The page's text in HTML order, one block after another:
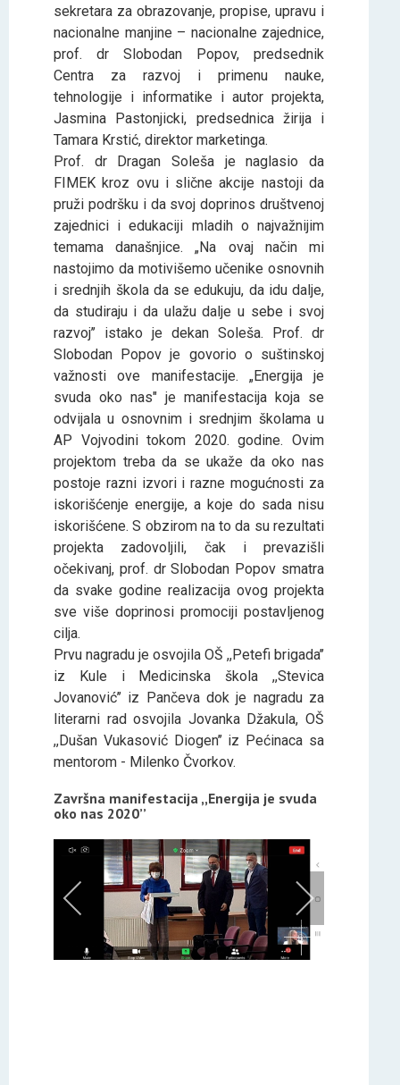
sekretara za obrazovanje, propise, upravu i
nacionalne manjine – nacionalne zajednice,
prof. dr Slobodan Popov, predsednik
Centra za razvoj i primenu nauke,
tehnologije i informatike i autor projekta,
Jasmina Pastonjicki, predsednica žirija i
Tamara Krstić, direktor marketinga.
Prof. dr Dragan Soleša je naglasio da
FIMEK kroz ovu i slične akcije nastoji da
pruži podršku i da svoj doprinos društvenoj
zajednici i edukaciji mladih o najvažnijim
temama današnjice. „Na ovaj način mi
nastojimo da motivišemo učenike osnovnih
i srednjih škola da se edukuju, da idu dalje,
da studiraju i da ulažu dalje u sebe i svoj
razvoj’’ istako je dekan Soleša. Prof. dr
Slobodan Popov je govorio o suštinskoj
važnosti ove manifestacije. „Energija je
svuda oko nas" je manifestacija koja se
odvijala u osnovnim i srednjim školama u
AP Vojvodini tokom 2020. godine. Ovim
projektom treba da se ukaže da oko nas
postoje razni izvori i razne mogućnosti za
iskorišćenje energije, a koje do sada nisu
iskorišćene. S obzirom na to da su rezultati
projekta zadovoljili, čak i prevazišli
očekivanj, prof. dr Slobodan Popov smatra
da svake godine realizacija ovog projekta
sve više doprinosi promociji postavljenog
cilja.
Prvu nagradu je osvojila OŠ ,,Petefi brigada’’
iz Kule i Medicinska škola ,,Stevica
Jovanović’’ iz Pančeva dok je nagradu za
literarni rad osvojila Jovanka Džakula, OŠ
,,Dušan Vukasović Diogen’’ iz Pećinaca sa
mentorom - Milenko Čvorkov.
Završna manifestacija ,,Energija je svuda
oko nas 2020’’